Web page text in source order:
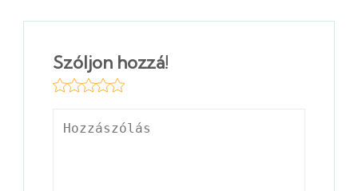
Szóljon hozzá!